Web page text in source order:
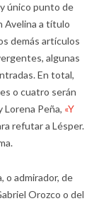
único punto de
Avelina a título
demás artículos
algunas
En total,
o cuatro serán
Lorena Peña, «Y
refutar a Lésper.
o admirador, de
Orozco o del